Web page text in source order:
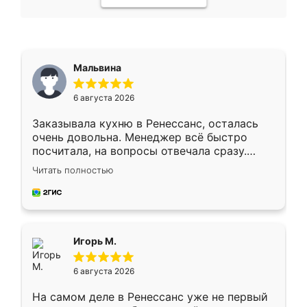
Мальвина
6 августа 2026
Заказывала кухню в Ренессанс, осталась
очень довольна. Менеджер всё быстро
посчитала, на вопросы отвечала сразу.
Замерщик приехал в субботу, подошёл к
делу со всей ответственностью. Собрали
за день, ребята работали аккуратно, даже
Читать полностью
Игорь М.
6 августа 2026
На самом деле в Ренессанс уже не первый